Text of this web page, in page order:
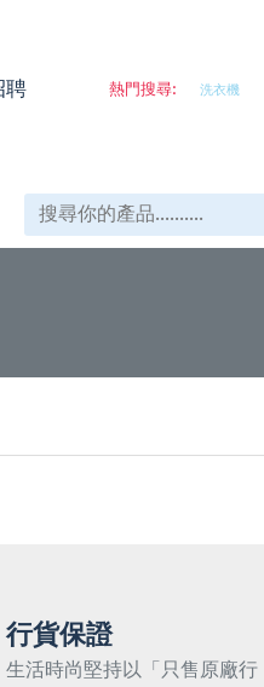
招聘 熱門搜尋: 洗衣機
行貨保證
生活時尚堅持以「只售原廠行